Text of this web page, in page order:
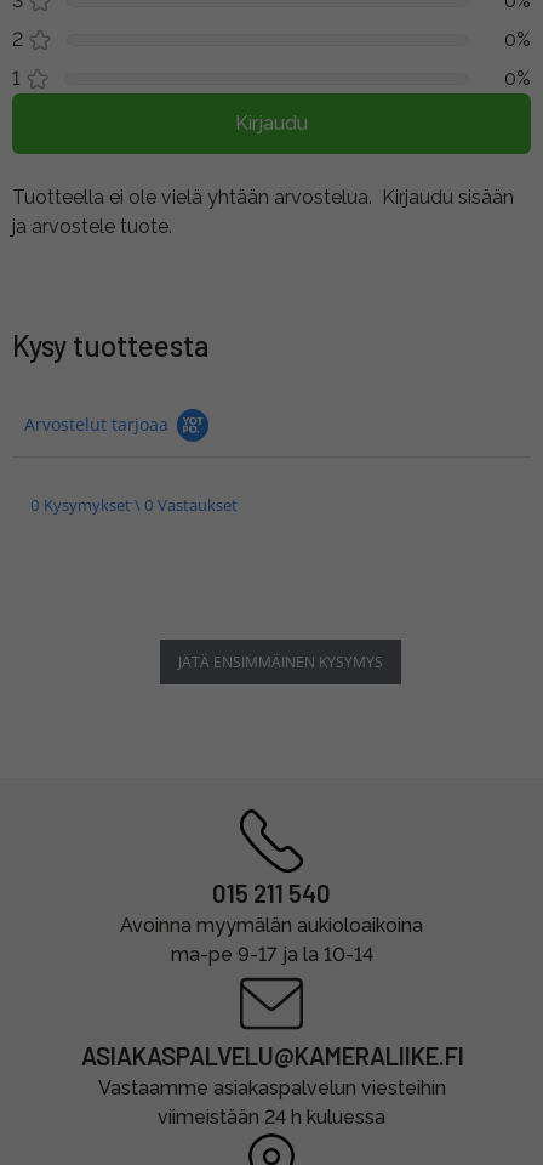
2
0%
1
0%
Kirjaudu
Tuotteella ei ole vielä yhtään arvostelua. Kirjaudu sisään
ja arvostele tuote.
Kysy tuotteesta
Arvostelut tarjoaa
0 Kysymykset \ 0 Vastaukset
JÄTÄ ENSIMMÄINEN KYSYMYS
015 211 540
Avoinna myymälän aukioloaikoina
ma-pe 9-17 ja la 10-14
ASIAKASPALVELU@KAMERALIIKE.FI
Vastaamme asiakaspalvelun viesteihin
viimeistään 24 h kuluessa